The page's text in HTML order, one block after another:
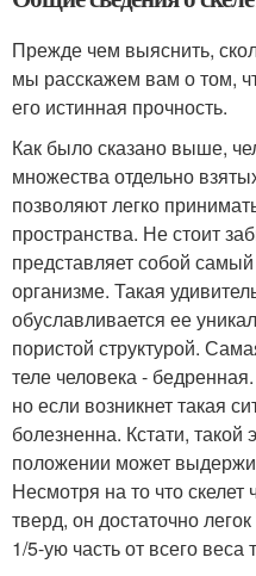
Прежде чем выяснить,
мы расскажем вам о том,
его истинная прочность.
Как было сказано выше,
множества отдельно
позволяют легко
пространства. Не стоит
представляет собой
организме. Такая
обуславливается ее
пористой структурой.
теле человека -
но если возникнет такая
болезненна. Кстати,
положении может
Несмотря на то что скелет
тверд, он достаточно
1/5-ую часть от всего веса